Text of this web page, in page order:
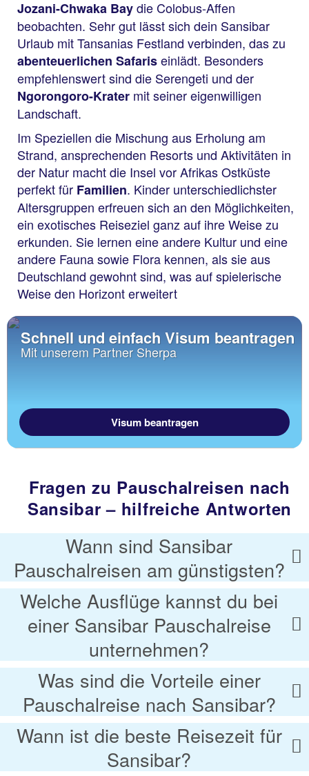
Jozani-Chwaka Baydie Colobus-Affen
beobachten. Sehr gut lässt sich dein Sansibar
Urlaub mit Tansanias Festland verbinden, das zu
abenteuerlichen Safariseinlädt. Besonders
empfehlenswert sind die Serengeti und der
Ngorongoro-Krater mit seiner eigenwilligen
Landschaft.
Im Speziellen die Mischung aus Erholung am
Strand, ansprechenden Resorts und Aktivitäten in
der Natur macht die Insel vor Afrikas Ostküste
perfekt für Familien. Kinder unterschiedlichster
Altersgruppen erfreuen sich an den Möglichkeiten,
ein exotisches Reiseziel ganz auf ihre Weise zu
erkunden. Sie lernen eine andere Kultur und eine
andere Fauna sowie Flora kennen, als sie aus
Deutschland gewohnt sind, was auf spielerische
Weise den Horizont erweitert
Schnell und einfach Visum beantragen
Mit unserem Partner Sherpa
Visum beantragen
Fragen zu Pauschalreisen nach
Sansibar – hilfreiche Antworten
Wann sind Sansibar
Pauschalreisen am günstigsten?
Welche Ausflüge kannst du bei
einer Sansibar Pauschalreise
unternehmen?
Was sind die Vorteile einer
Pauschalreise nach Sansibar?
Wann ist die beste Reisezeit für
Sansibar?